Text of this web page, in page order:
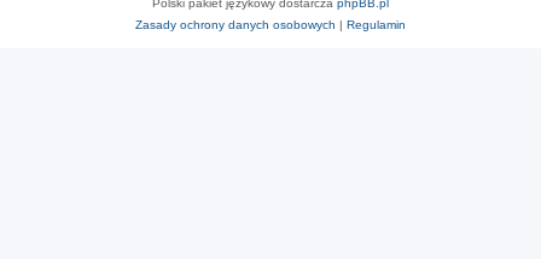
Polski pakiet językowy dostarcza phpBB.pl
Zasady ochrony danych osobowych | Regulamin